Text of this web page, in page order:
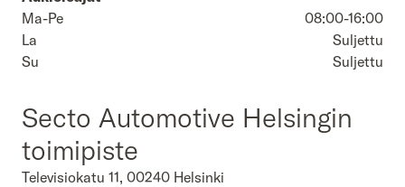
Ma-Pe
08:00-16:00
La
Suljettu
Su
Suljettu
Secto Automotive Helsingin
toimipiste
Televisiokatu 11, 00240 Helsinki